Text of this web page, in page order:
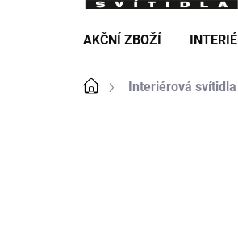
AKČNÍ ZBOŽÍ
DomůInteriérová svítidla